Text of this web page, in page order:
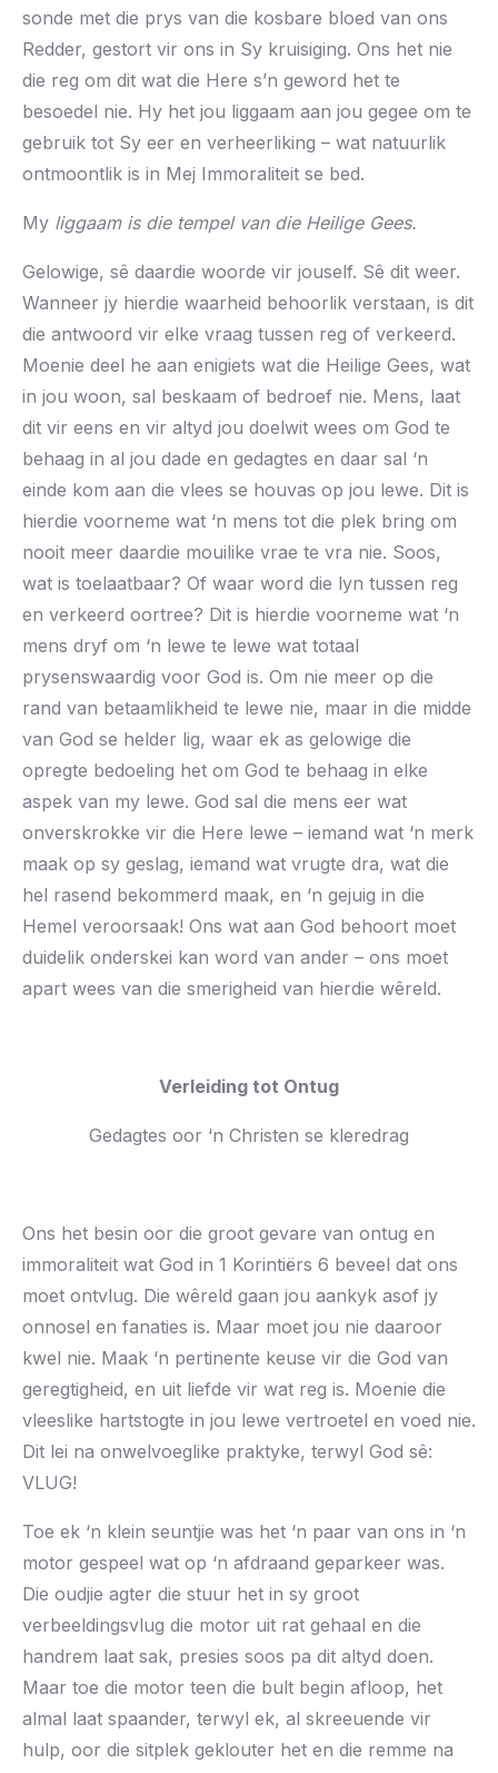
sonde met die prys van die kosbare bloed van ons
Redder, gestort vir ons in Sy kruisiging. Ons het nie
die reg om dit wat die Here s’n geword het te
besoedel nie. Hy het jou liggaam aan jou gegee om te
gebruik tot Sy eer en verheerliking – wat natuurlik
ontmoontlik is in Mej Immoraliteit se bed.
My liggaam is die tempel van die Heilige Gees.
Gelowige, sê daardie woorde vir jouself. Sê dit weer.
Wanneer jy hierdie waarheid behoorlik verstaan, is dit
die antwoord vir elke vraag tussen reg of verkeerd.
Moenie deel he aan enigiets wat die Heilige Gees, wat
in jou woon, sal beskaam of bedroef nie. Mens, laat
dit vir eens en vir altyd jou doelwit wees om God te
behaag in al jou dade en gedagtes en daar sal ‘n
einde kom aan die vlees se houvas op jou lewe. Dit is
hierdie voorneme wat ‘n mens tot die plek bring om
nooit meer daardie mouilike vrae te vra nie. Soos,
wat is toelaatbaar? Of waar word die lyn tussen reg
en verkeerd oortree? Dit is hierdie voorneme wat ‘n
mens dryf om ‘n lewe te lewe wat totaal
prysenswaardig voor God is. Om nie meer op die
rand van betaamlikheid te lewe nie, maar in die midde
van God se helder lig, waar ek as gelowige die
opregte bedoeling het om God te behaag in elke
aspek van my lewe. God sal die mens eer wat
onverskrokke vir die Here lewe – iemand wat ‘n merk
maak op sy geslag, iemand wat vrugte dra, wat die
hel rasend bekommerd maak, en ‘n gejuig in die
Hemel veroorsaak! Ons wat aan God behoort moet
duidelik onderskei kan word van ander – ons moet
apart wees van die smerigheid van hierdie wêreld.
Verleiding tot Ontug
Gedagtes oor ‘n Christen se kleredrag
Ons het besin oor die groot gevare van ontug en
immoraliteit wat God in 1 Korintiërs 6 beveel dat ons
moet ontvlug. Die wêreld gaan jou aankyk asof jy
onnosel en fanaties is. Maar moet jou nie daaroor
kwel nie. Maak ‘n pertinente keuse vir die God van
geregtigheid, en uit liefde vir wat reg is. Moenie die
vleeslike hartstogte in jou lewe vertroetel en voed nie.
Dit lei na onwelvoeglike praktyke, terwyl God sê:
VLUG!
Toe ek ‘n klein seuntjie was het ‘n paar van ons in ‘n
motor gespeel wat op ‘n afdraand geparkeer was.
Die oudjie agter die stuur het in sy groot
verbeeldingsvlug die motor uit rat gehaal en die
handrem laat sak, presies soos pa dit altyd doen.
Maar toe die motor teen die bult begin afloop, het
almal laat spaander, terwyl ek, al skreeuende vir
hulp, oor die sitplek geklouter het en die remme na